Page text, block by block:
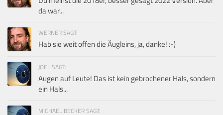
da war...
WERNER SAGT:
Hab sie weit offen die Äugleins, ja, danke! :-)
JOEL SAGT:
Augen auf Leute! Das ist kein gebrochener Hals, sondern
ein Hals...
MICHAEL BECKER SAGT: